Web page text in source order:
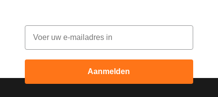
Email
Aanmelden